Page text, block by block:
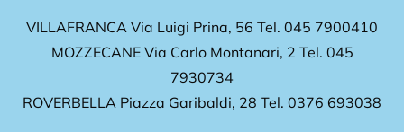
VILLAFRANCA Via Luigi Prina, 56 Tel. 045 7900410
MOZZECANE Via Carlo Montanari, 2 Tel. 045
7930734
ROVERBELLA Piazza Garibaldi, 28 Tel. 0376 693038